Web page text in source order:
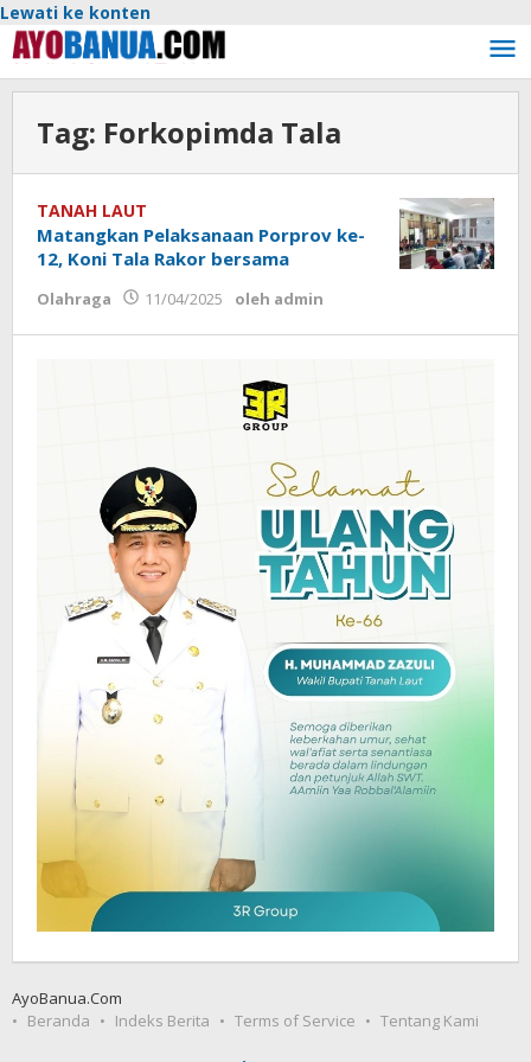
Lewati ke konten
Tag: Forkopimda Tala
TANAH LAUT
Matangkan Pelaksanaan Porprov ke-
12, Koni Tala Rakor bersama
Olahraga 11/04/2025 oleh admin
AyoBanua.Com
Beranda
Indeks Berita Terms of Service Tentang Kami